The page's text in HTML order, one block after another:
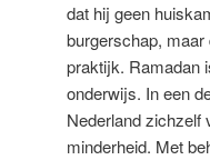
dat hij geen
burgerschap,
praktijk. Ramadan
onderwijs. In een
Nederland zichzelf
minderheid. Met